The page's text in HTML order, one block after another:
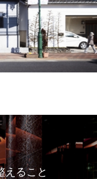
えること